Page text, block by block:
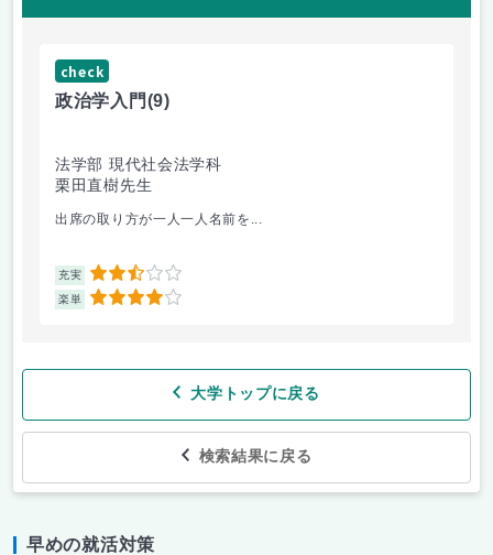
check
政治学入門(9)
法学部 現代社会法学科
栗田直樹先生
出席の取り方が一人一人名前を...
充実 2.5
楽単 4
大学トップに戻る
検索結果に戻る
早めの就活対策